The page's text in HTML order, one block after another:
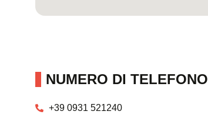
NUMERO DI TELEFONO
+39 0931 521240